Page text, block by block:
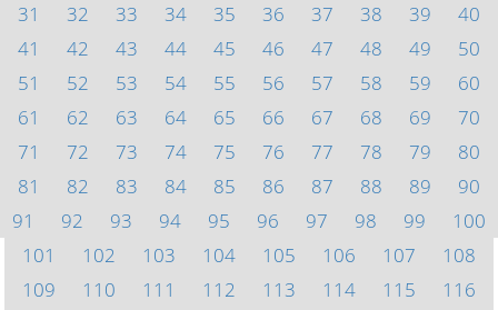
31
32 33 34 35 36 37 38 39
40
41
42 43 44 45 46 47 48 49
50
51
52 53 54 55 56 57 58 59
60
61
62 63 64 65 66 67 68 69
70
71
72 73 74 75 76 77 78 79
80
81
82 83 84 85 86 87 88 89
90
91
92 93 94 95 96 97 98 99
100
101
102 103 104 105 106 107
108
109
110 111 112 113 114 115
116